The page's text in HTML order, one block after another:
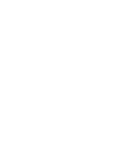
cao cấp đồng